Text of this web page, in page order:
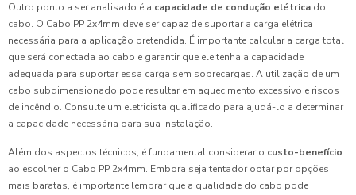
Outro ponto a ser analisado é a capacidade de condução elétrica do
cabo. O Cabo PP 2x4mm deve ser capaz de suportar a carga elétrica
necessária para a aplicação pretendida. É importante calcular a carga total
que será conectada ao cabo e garantir que ele tenha a capacidade
adequada para suportar essa carga sem sobrecargas. A utilização de um
cabo subdimensionado pode resultar em aquecimento excessivo e riscos
de incêndio. Consulte um eletricista qualificado para ajudá-lo a determinar
a capacidade necessária para sua instalação.
Além dos aspectos técnicos, é fundamental considerar o custo-benefício
ao escolher o Cabo PP 2x4mm. Embora seja tentador optar por opções
mais baratas, é importante lembrar que a qualidade do cabo pode